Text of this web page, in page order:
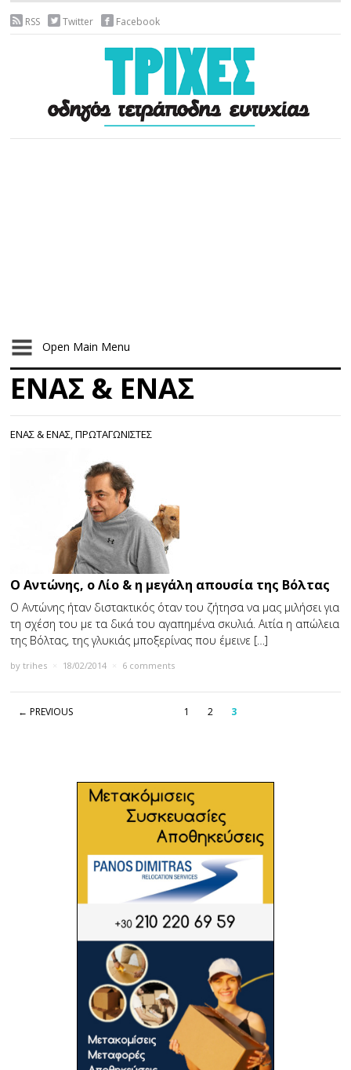
RSS Twitter Facebook
Open Main Menu
ΕΝΑΣ & ΕΝΑΣ
ΕΝΑΣ & ΕΝΑΣ,ΠΡΩΤΑΓΩΝΙΣΤΕΣ
Ο Αντώνης, ο Λίο & η μεγάλη απουσία της Βόλτας
Ο Αντώνης ήταν διστακτικός όταν του ζήτησα να µας µιλήσει για
τη σχέση του µε τα δικά του αγαπηµένα σκυλιά. Αιτία η απώλεια
της Βόλτας, της γλυκιάς µποξερίνας που έµεινε […]
bytrihes 18/02/2014 6 comments
← PREVIOUS 1 2 3